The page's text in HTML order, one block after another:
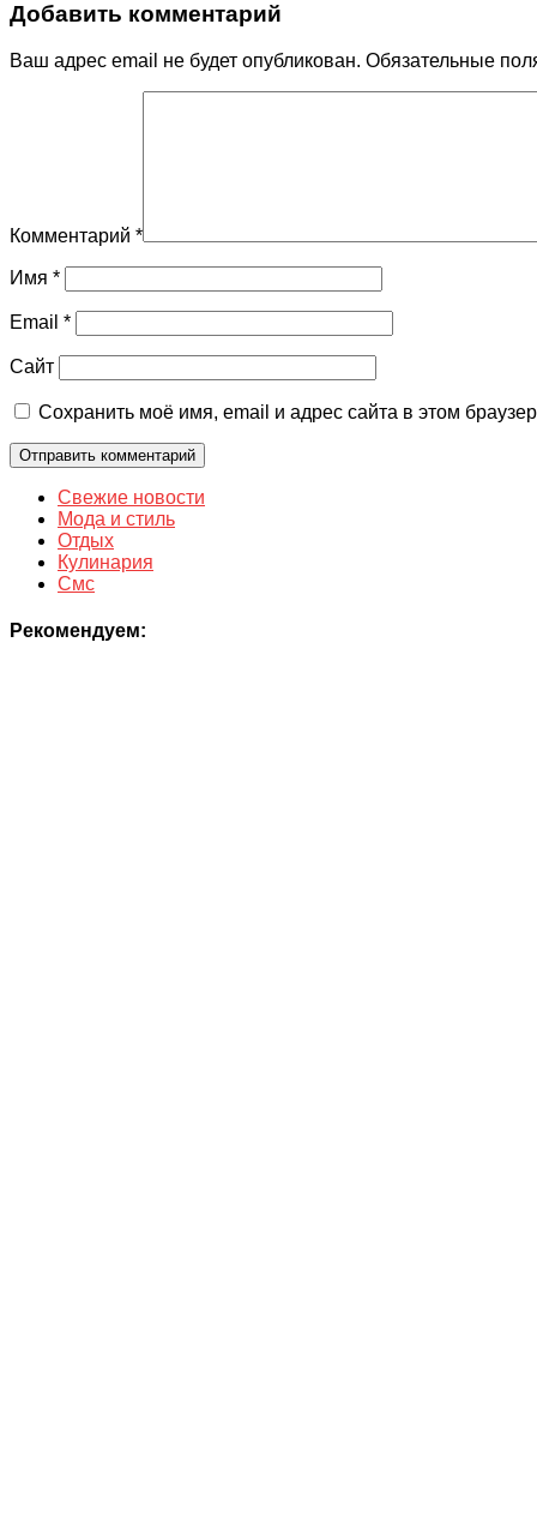
Добавить комментарий
Ваш адрес email не будет опубликован. Обязательные
Комментарий *
Имя *
Email *
Сайт
Сохранить моё имя, email и адрес сайта в этом
Свежие новости
Мода и стиль
Отдых
Кулинария
Смс
Рекомендуем: